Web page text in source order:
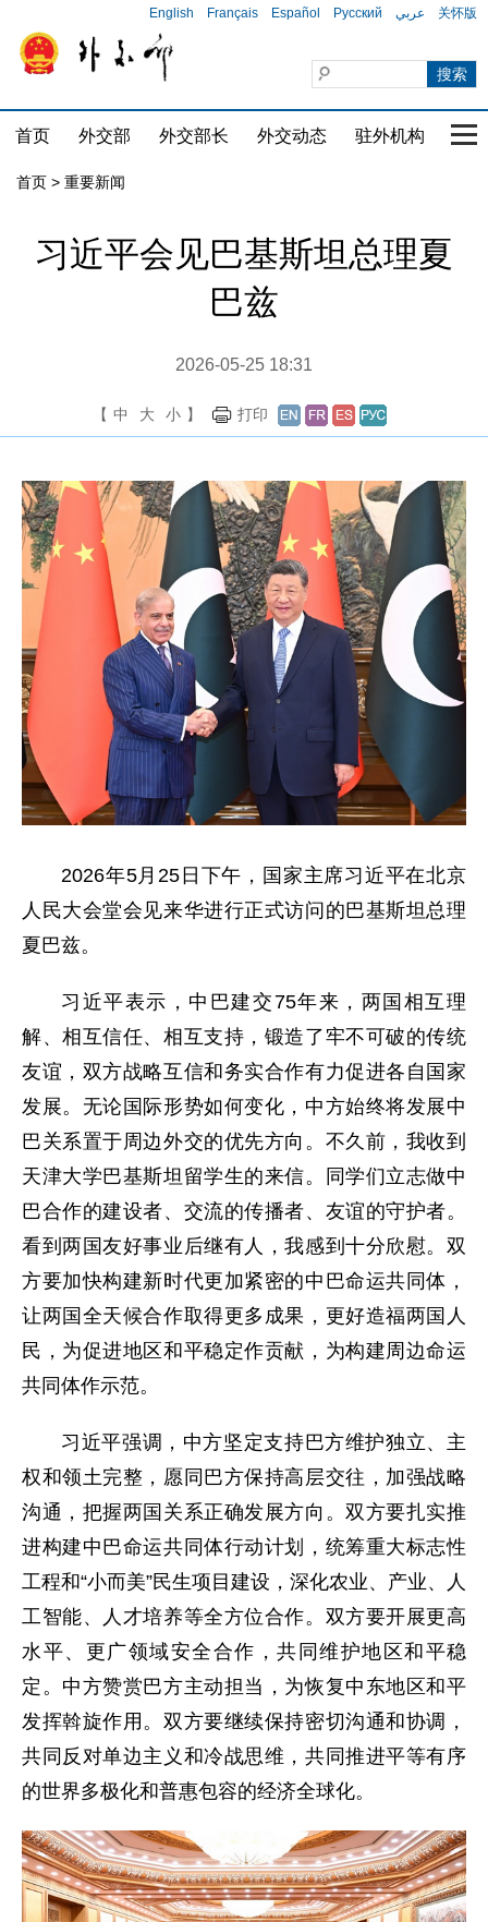
English Français Español Русский عربي 关怀版
首页 外交部 外交部长 外交动态 驻外机构 国
首页 > 重要新闻
习近平会见巴基斯坦总理夏
巴兹
2026-05-25 18:31
【 中 大 小 】 打印
2026年5月25日下午，国家主席习近平在北京
人民大会堂会见来华进行正式访问的巴基斯坦总理
夏巴兹。
习近平表示，中巴建交75年来，两国相互理
解、相互信任、相互支持，锻造了牢不可破的传统
友谊，双方战略互信和务实合作有力促进各自国家
发展。无论国际形势如何变化，中方始终将发展中
巴关系置于周边外交的优先方向。不久前，我收到
天津大学巴基斯坦留学生的来信。同学们立志做中
巴合作的建设者、交流的传播者、友谊的守护者。
看到两国友好事业后继有人，我感到十分欣慰。双
方要加快构建新时代更加紧密的中巴命运共同体，
让两国全天候合作取得更多成果，更好造福两国人
民，为促进地区和平稳定作贡献，为构建周边命运
共同体作示范。
习近平强调，中方坚定支持巴方维护独立、主
权和领土完整，愿同巴方保持高层交往，加强战略
沟通，把握两国关系正确发展方向。双方要扎实推
进构建中巴命运共同体行动计划，统筹重大标志性
工程和“小而美”民生项目建设，深化农业、产业、人
工智能、人才培养等全方位合作。双方要开展更高
水平、更广领域安全合作，共同维护地区和平稳
定。中方赞赏巴方主动担当，为恢复中东地区和平
发挥斡旋作用。双方要继续保持密切沟通和协调，
共同反对单边主义和冷战思维，共同推进平等有序
的世界多极化和普惠包容的经济全球化。